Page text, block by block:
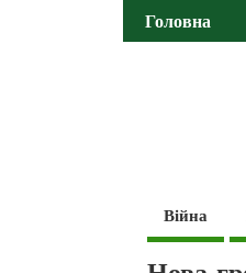
Головна
Війна